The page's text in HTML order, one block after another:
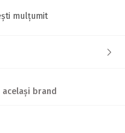
mulțumit
același brand